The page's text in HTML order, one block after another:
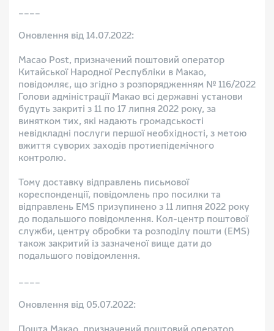
____
Оновлення від 14.07.2022:
Macao Post, призначений поштовий оператор
Китайської Народної Республіки в Макао,
повідомляє, що згідно з розпорядженням № 116/2022
Голови адміністрації Макао всі державні установи
будуть закриті з 11 по 17 липня 2022 року, за
винятком тих, які надають громадськості
невідкладні послуги першої необхідності, з метою
вжиття суворих заходів протиепідемічного
контролю.
Тому доставку відправлень письмової
кореспонденції, повідомлень про посилки та
відправлень EMS призупинено з 11 липня 2022 року
до подальшого повідомлення. Кол-центр поштової
служби, центру обробки та розподілу пошти (EMS)
також закритий із зазначеної вище дати до
подальшого повідомлення.
____
Оновлення від 05.07.2022: